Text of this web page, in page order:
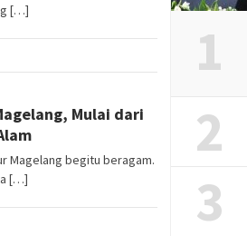
[…]
Mulai dari
Magelang begitu beragam.
[…]
1
2
3